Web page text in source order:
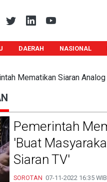
DAERAH NASIONAL
Mematikan Siaran Analog
Pemerintah
'Buat
Siaran TV'
SOROTAN 07-11-2022 16:35 WIB